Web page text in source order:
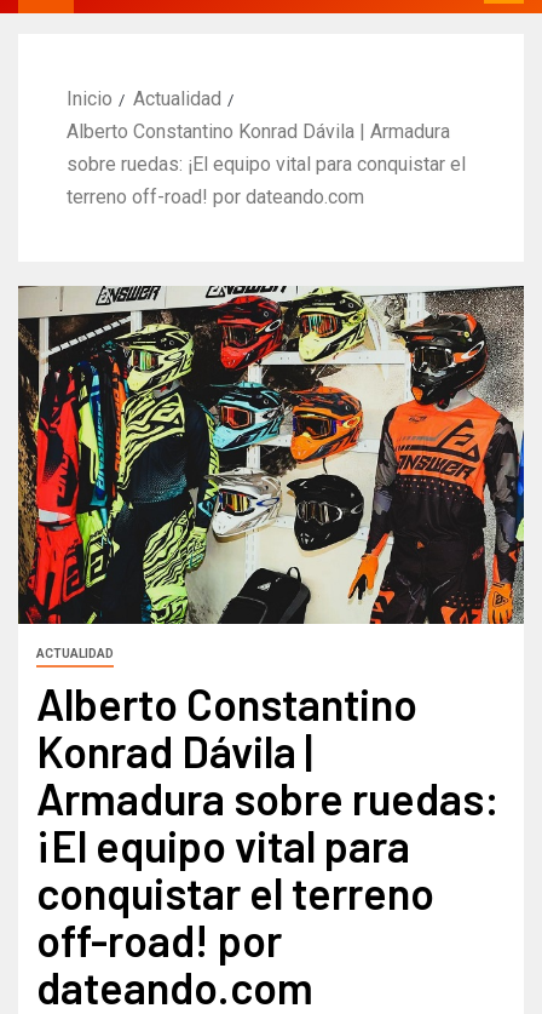
Inicio
Actualidad
Alberto Constantino Konrad Dávila | Armadura
sobre ruedas: ¡El equipo vital para conquistar el
terreno off-road! por dateando.com
ACTUALIDAD
Alberto Constantino
Konrad Dávila |
Armadura sobre ruedas:
¡El equipo vital para
conquistar el terreno
off-road! por
dateando.com